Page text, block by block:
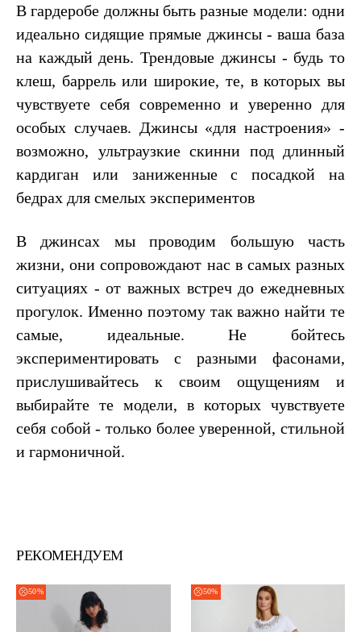
В гардеробе должны быть разные модели: одни
идеально сидящие прямые джинсы - ваша база
на каждый день. Трендовые джинсы - будь то
клеш, баррель или широкие, те, в которых вы
чувствуете себя современно и уверенно для
особых случаев. Джинсы «для настроения» -
возможно, ультраузкие скинни под длинный
кардиган или заниженные с посадкой на
бедрах для смелых экспериментов
В джинсах мы проводим большую часть
жизни, они сопровождают нас в самых разных
ситуациях - от важных встреч до ежедневных
прогулок. Именно поэтому так важно найти те
самые, идеальные. Не бойтесь
экспериментировать с разными фасонами,
прислушивайтесь к своим ощущениям и
выбирайте те модели, в которых чувствуете
себя собой - только более уверенной, стильной
и гармоничной.
РЕКОМЕНДУЕМ
50% 50%